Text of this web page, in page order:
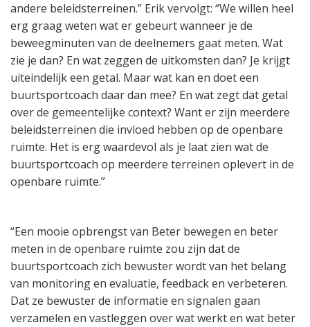
andere beleidsterreinen.” Erik vervolgt: “We willen heel
erg graag weten wat er gebeurt wanneer je de
beweegminuten van de deelnemers gaat meten. Wat
zie je dan? En wat zeggen de uitkomsten dan? Je krijgt
uiteindelijk een getal. Maar wat kan en doet een
buurtsportcoach daar dan mee? En wat zegt dat getal
over de gemeentelijke context? Want er zijn meerdere
beleidsterreinen die invloed hebben op de openbare
ruimte. Het is erg waardevol als je laat zien wat de
buurtsportcoach op meerdere terreinen oplevert in de
openbare ruimte.”
“Een mooie opbrengst van Beter bewegen en beter
meten in de openbare ruimte zou zijn dat de
buurtsportcoach zich bewuster wordt van het belang
van monitoring en evaluatie, feedback en verbeteren.
Dat ze bewuster de informatie en signalen gaan
verzamelen en vastleggen over wat werkt en wat beter